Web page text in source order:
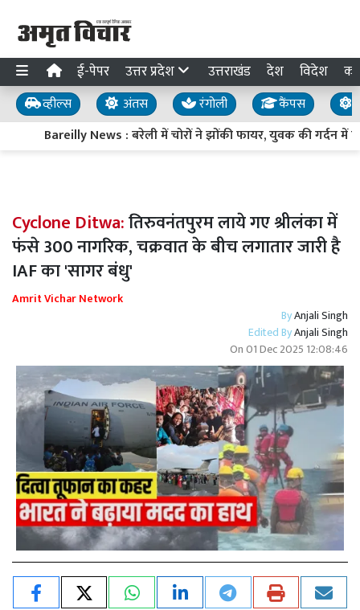
ई-पेपर उत्तर प्रदेश उत्तराखंड देश विदेश
व्हील्स अंतस रंगोली कैंपस
Bareilly News : बरेली में चोरों ने झोंकी फायर, युवक की गर्दन में
Cyclone Ditwa:तिरुवनंतपुरम लाये गए श्रीलंका में
फंसे 300 नागरिक, चक्रवात के बीच लगातार जारी है
IAF का 'सागर बंधु'
Amrit Vichar Network
ByAnjali Singh
Edited ByAnjali Singh
On01 Dec 2025 12:08:46